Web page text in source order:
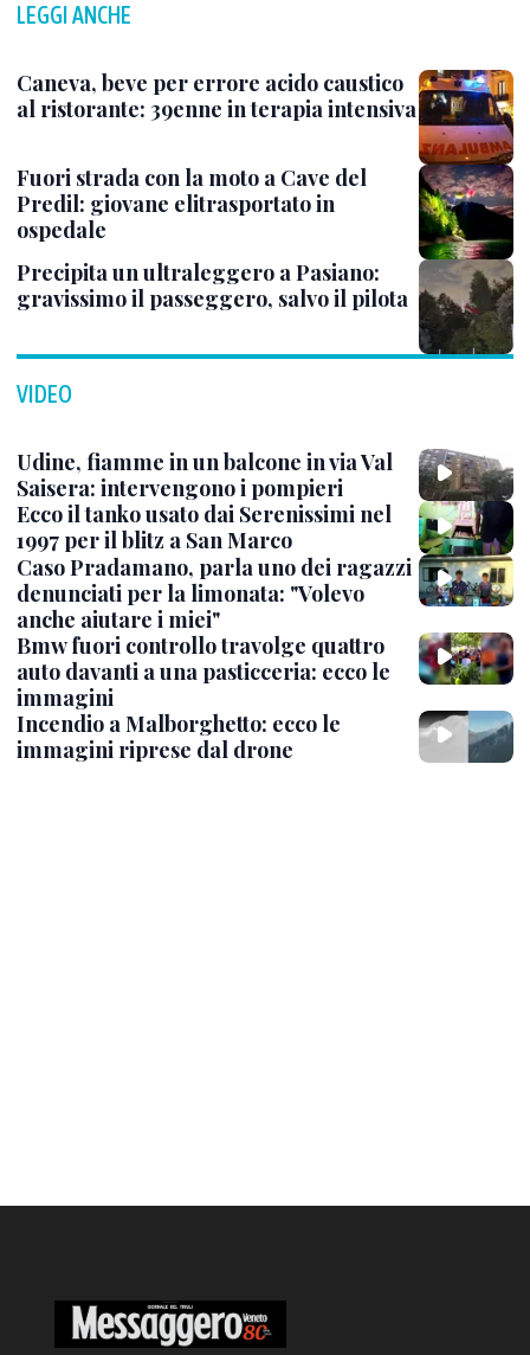
LEGGI ANCHE
Caneva, beve per errore acido caustico
al ristorante: 39enne in terapia intensiva
Fuori strada con la moto a Cave del
Predil: giovane elitrasportato in
ospedale
Precipita un ultraleggero a Pasiano:
gravissimo il passeggero, salvo il pilota
VIDEO
Udine, fiamme in un balcone in via Val
Saisera: intervengono i pompieri
Ecco il tanko usato dai Serenissimi nel
1997 per il blitz a San Marco
Caso Pradamano, parla uno dei ragazzi
denunciati per la limonata: "Volevo
anche aiutare i miei"
Bmw fuori controllo travolge quattro
auto davanti a una pasticceria: ecco le
immagini
Incendio a Malborghetto: ecco le
immagini riprese dal drone